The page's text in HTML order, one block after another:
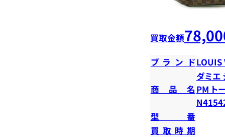
買取金額
ブランドLOUIS
商品名
ダミエ
PM ト
型番
買取時期